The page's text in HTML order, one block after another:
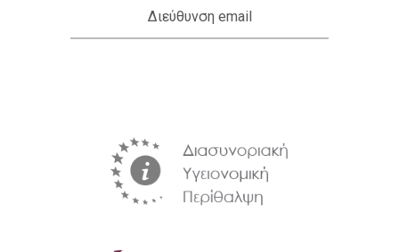
Διεύθυνση email